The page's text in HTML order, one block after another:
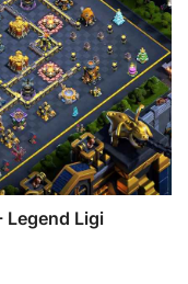
Legend Ligi